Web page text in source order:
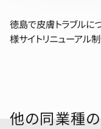
徳島で皮膚トラブルに
様サイトリニューアル
他の同業種